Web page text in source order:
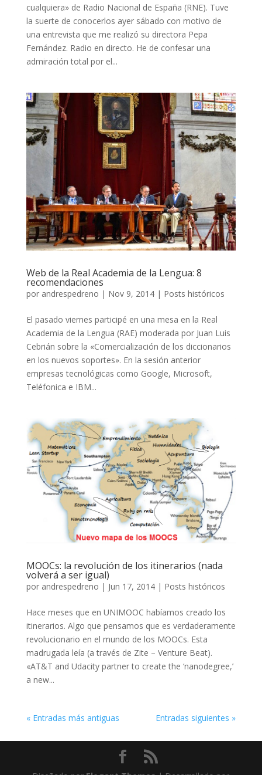
cualquiera» de Radio Nacional de España (RNE). Tuve
la suerte de conocerlos ayer sábado con motivo de
una entrevista que me realizó su directora Pepa
Fernández. Radio en directo. He de confesar una
admiración total por el...
Web de la Real Academia de la Lengua: 8
recomendaciones
por andrespedreno | Nov 9, 2014| Posts históricos
El pasado viernes participé en una mesa en la Real
Academia de la Lengua (RAE) moderada por Juan Luis
Cebrián sobre la «Comercialización de los diccionarios
en los nuevos soportes». En la sesión anterior
empresas tecnológicas como Google, Microsoft,
Teléfonica e IBM...
MOOCs: la revolución de los itinerarios (nada
volverá a ser igual)
por andrespedreno | Jun 17, 2014| Posts históricos
Hace meses que en UNIMOOC habíamos creado los
itinerarios. Algo que pensamos que es verdaderamente
revolucionario en el mundo de los MOOCs. Esta
madrugada leía (a través de Zite – Venture Beat).
«AT&T and Udacity partner to create the ‘nanodegree,’
a new...
« Entradas más antiguas Entradas siguientes »